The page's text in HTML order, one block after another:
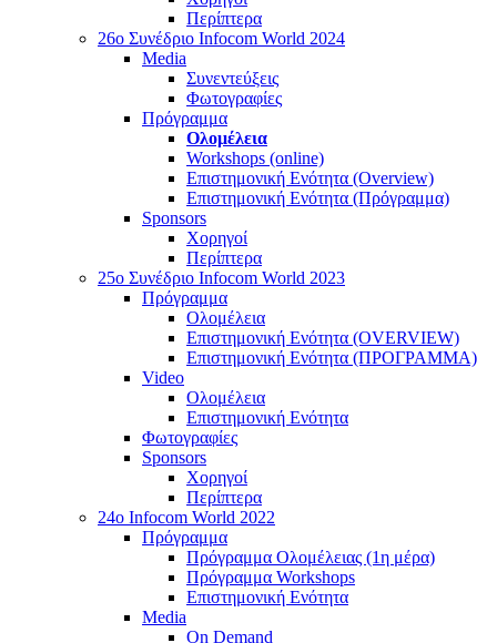
Περίπτερα
26o Συνέδριο Infocom World 2024
Media
Συνεντεύξεις
Φωτογραφίες
Πρόγραμμα
Ολομέλεια
Workshops (online)
Επιστημονική Ενότητα (Overview)
Επιστημονική Ενότητα (Πρόγραμμα)
Sponsors
Χορηγοί
Περίπτερα
25o Συνέδριο Infocom World 2023
Πρόγραμμα
Ολομέλεια
Επιστημονική Ενότητα (OVERVIEW)
Επιστημονική Ενότητα (ΠΡΟΓΡΑΜΜΑ)
Video
Ολομέλεια
Επιστημονική Ενότητα
Φωτογραφίες
Sponsors
Χορηγοί
Περίπτερα
24o Infocom World 2022
Πρόγραμμα
Πρόγραμμα Ολομέλειας (1η μέρα)
Πρόγραμμα Workshops
Επιστημονική Ενότητα
Media
On Demand